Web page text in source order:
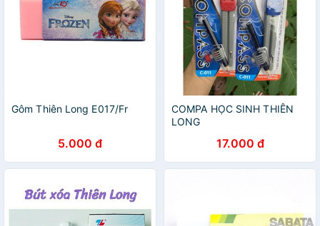
Gôm Thiên Long E017/Fr
5.000 đ
COMPA HỌC SINH THIÊN
LONG
17.000 đ